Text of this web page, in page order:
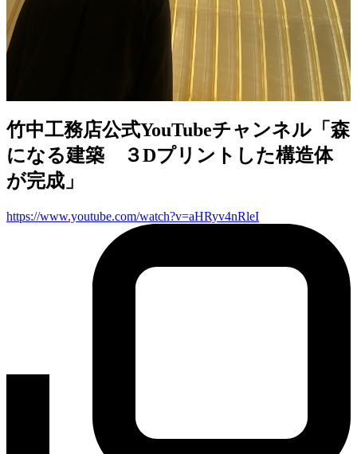
竹中工務店公式YouTubeチャンネル「森
になる建築 ３Dプリントした構造体
が完成」
https://www.youtube.com/watch?v=aHRyv4nRleI